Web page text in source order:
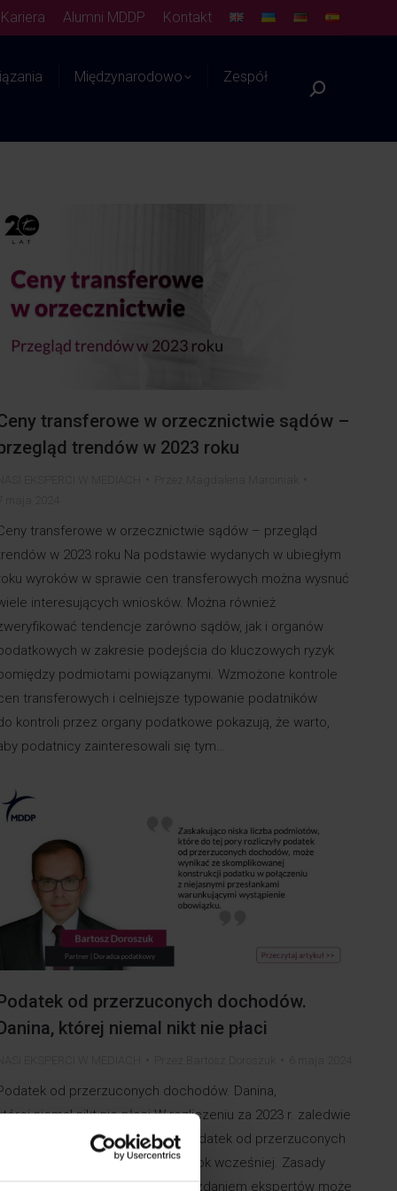
Kariera Alumni MDDP Kontakt
Międzynarodowo Zespół
Szukaj:
transferowe w orzecznictwie sądów –
trendów w 2023 roku
transferowe w orzecznictwie sądów – przegląd
w 2023 roku Na podstawie wydanych w ubiegłym
wyroków w sprawie cen transferowych można wysnuć
interesujących wniosków. Można również
tendencje zarówno sądów, jak i organów
w zakresie podejścia do kluczowych ryzyk
podmiotami powiązanymi. Wzmożone kontrole
transferowych i celniejsze typowanie podatników
kontroli przez organy podatkowe pokazują, że warto,
podatnicy zainteresowali się tym…
od przerzuconych dochodów.
której niemal nikt nie płaci
od przerzuconych dochodów. Danina,
niemal nikt nie płaci W rozliczeniu za 2023 r. zaledwie
dziewięć podmiotów wykazało podatek od przerzuconych
dochodów. To jeszcze mniej niż rok wcześniej. Zasady
nie są proste i to zdaniem ekspertów może